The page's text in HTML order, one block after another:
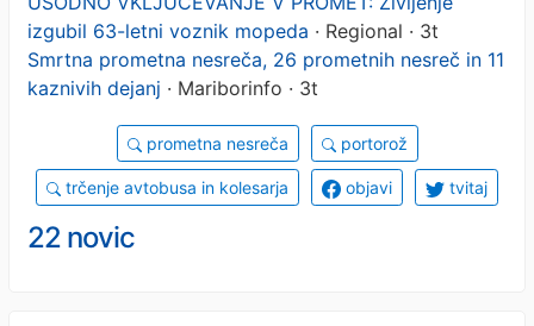
izgubil 63-letni voznik mopeda · Regional · 3t
Smrtna prometna nesreča, 26 prometnih nesreč in 11
kaznivih dejanj · Mariborinfo · 3t
prometna nesreča portorož
trčenje avtobusa in kolesarja objavi tvitaj
22 novic